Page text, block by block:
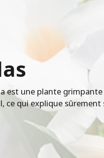
est une plante
ce qui explique